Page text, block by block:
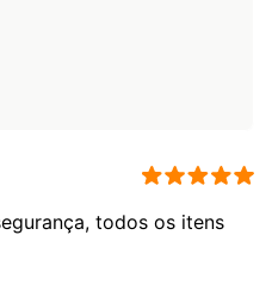
todos os itens